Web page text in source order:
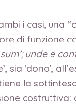
i casi, una
di funzione
unde e
sia ‘dono’,
la
costruttiva: